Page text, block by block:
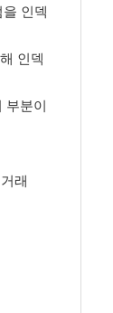
인덱
인덱
분이
래